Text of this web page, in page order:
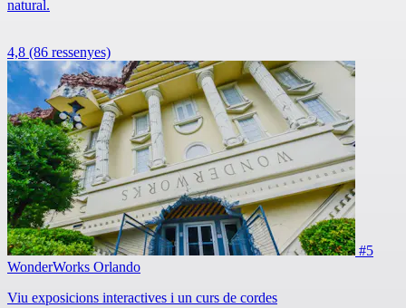
natural.
4,8 (86 ressenyes)
#5
WonderWorks Orlando
Viu exposicions interactives i un curs de cordes